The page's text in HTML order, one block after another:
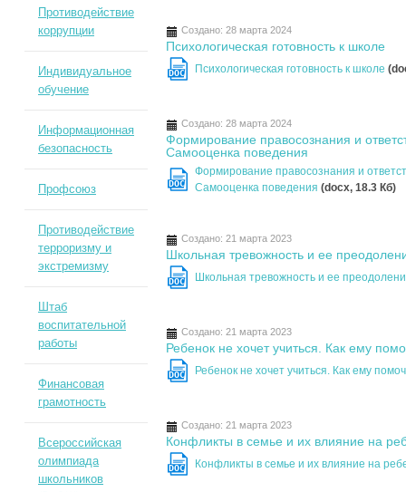
Создано: 28 марта 2024
Психологическая готовность к школе
DOC Психологическая готовность к школе
Создано: 28 марта 2024
Формирование правосознания и
Самооценка поведения
DOC
Формирование правосознания и
Самооценка поведения(docx, 18.3 Кб)
Создано: 21 марта 2023
Школьная тревожность и ее
DOC Школьная тревожность и ее
Создано: 21 марта 2023
Ребенок не хочет учиться. Как ему
DOC Ребенок не хочет учиться. Как ему
Создано: 21 марта 2023
Конфликты в семье и их влияние на
DOC Конфликты в семье и их влияние на
Противодействие
коррупции
Индивидуальное
обучение
Информационная
безопасность
Профсоюз
Противодействие
терроризму и
экстремизму
Штаб
воспитательной
работы
Финансовая
грамотность
Всероссийская
олимпиада
школьников